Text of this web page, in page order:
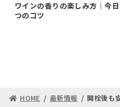
ワインの香りの楽しみ方｜今
つのコツ
HOME 最新情報 開栓後も